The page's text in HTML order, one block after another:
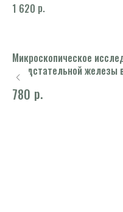
1 620 р.
Микроскопическое
предстательной железы
780 р.